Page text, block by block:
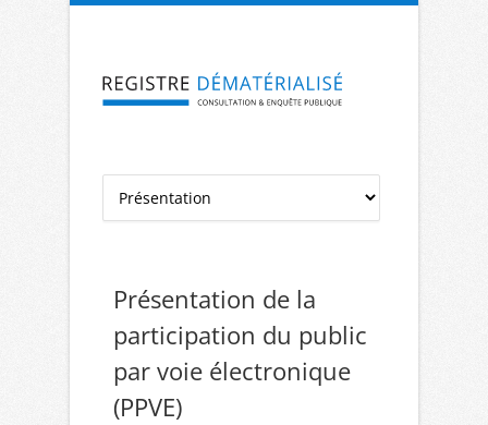
Aller à la navigation Aller au contenu
Présentation de la
participation du public
par voie électronique
(PPVE)